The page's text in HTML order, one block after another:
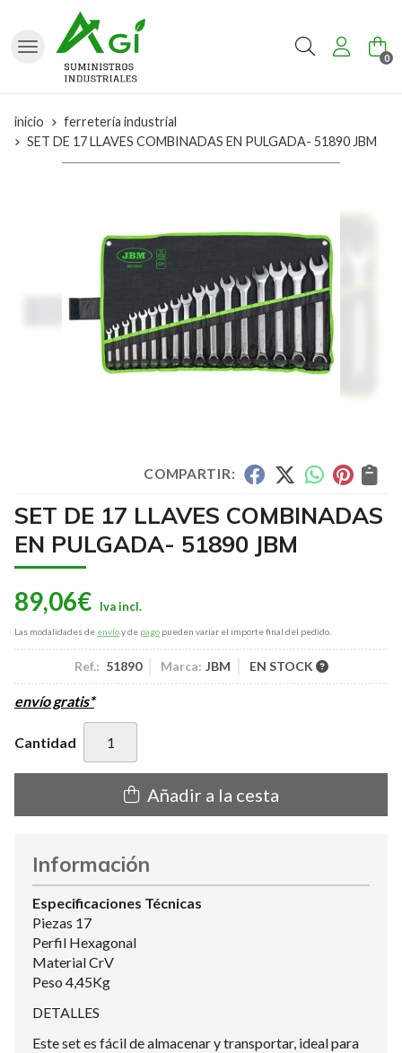
Buscar 0
inicio
ferretería industrial
SET DE 17 LLAVES COMBINADAS EN PULGADA- 51890 JBM
COMPARTIR:
SET DE 17 LLAVES COMBINADAS
EN PULGADA- 51890 JBM
89,06€
Las modalidades de envíoy de pago pueden variar el importe final del pedido.
Ref.: 51890 Marca: JBM EN STOCK
envío gratis*
Cantidad
Añadir a la cesta
Información
Especificaciones Técnicas
Piezas 17
Perfil Hexagonal
Material CrV
Peso 4,45Kg
DETALLES
Este set es fácil de almacenar y transportar, ideal para